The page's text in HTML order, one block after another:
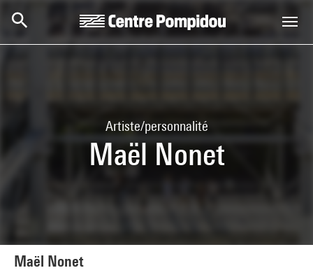
Artiste/personnalité
Maël Nonet
Maël Nonet